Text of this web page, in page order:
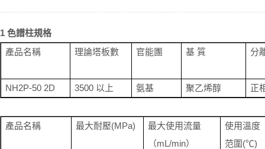
1 色譜柱規格
產品名稱
理論塔板數 官能團 基 質 分
NH2P-50 2D 3500 以上 氨基 聚乙烯醇 正
產品名稱 最大耐壓(MPa)
最大使用流量
（mL/min）
使用溫度
范圍(℃)